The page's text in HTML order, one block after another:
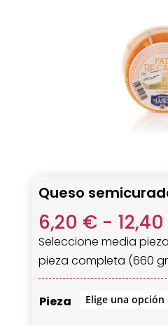
Queso
6,20 € - 12,40
Seleccione media
pieza completa (660
Pieza